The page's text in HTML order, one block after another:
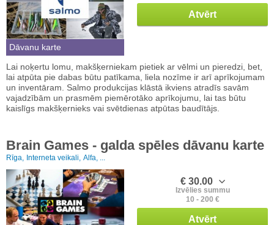
Dāvanu karte
Atvērt
Lai noķertu lomu, makšķerniekam pietiek ar vēlmi un pieredzi, bet,
lai atpūta pie dabas būtu patīkama, liela nozīme ir arī aprīkojumam
un inventāram. Salmo produkcijas klāstā ikviens atradīs savām
vajadzībām un prasmēm piemērotāko aprīkojumu, lai tas būtu
kaislīgs makšķernieks vai svētdienas atpūtas baudītājs.
Brain Games - galda spēles dāvanu karte
Rīga, Interneta veikali, Alfa, ...
€ 30.00
Izvēlies summu
10 - 200 €
Atvērt